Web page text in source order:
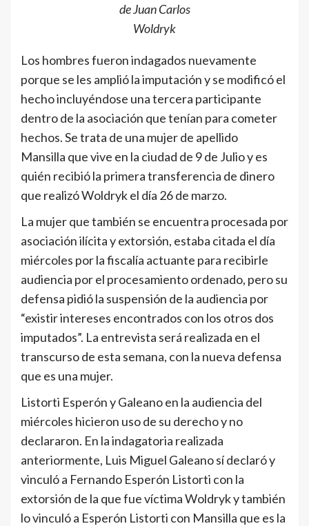
de Juan Carlos
Woldryk
Los hombres fueron indagados nuevamente
porque se les amplió la imputación y se modificó el
hecho incluyéndose una tercera participante
dentro de la asociación que tenían para cometer
hechos. Se trata de una mujer de apellido
Mansilla que vive en la ciudad de 9 de Julio y es
quién recibió la primera transferencia de dinero
que realizó Woldryk el día 26 de marzo.
La mujer que también se encuentra procesada por
asociación ilícita y extorsión, estaba citada el día
miércoles por la fiscalía actuante para recibirle
audiencia por el procesamiento ordenado, pero su
defensa pidió la suspensión de la audiencia por
“existir intereses encontrados con los otros dos
imputados”. La entrevista será realizada en el
transcurso de esta semana, con la nueva defensa
que es una mujer.
Listorti Esperón y Galeano en la audiencia del
miércoles hicieron uso de su derecho y no
declararon. En la indagatoria realizada
anteriormente, Luis Miguel Galeano sí declaró y
vinculó a Fernando Esperón Listorti con la
extorsión de la que fue víctima Woldryk y también
lo vinculó a Esperón Listorti con Mansilla que es la